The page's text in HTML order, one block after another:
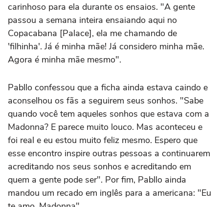
carinhoso para ela durante os ensaios. "A gente
passou a semana inteira ensaiando aqui no
Copacabana [Palace], ela me chamando de
'filhinha'. Já é minha mãe! Já considero minha mãe.
Agora é minha mãe mesmo".
Pabllo confessou que a ficha ainda estava caindo e
aconselhou os fãs a seguirem seus sonhos. "Sabe
quando você tem aqueles sonhos que estava com a
Madonna? E parece muito louco. Mas aconteceu e
foi real e eu estou muito feliz mesmo. Espero que
esse encontro inspire outras pessoas a continuarem
acreditando nos seus sonhos e acreditando em
quem a gente pode ser". Por fim, Pabllo ainda
mandou um recado em inglês para a americana: "Eu